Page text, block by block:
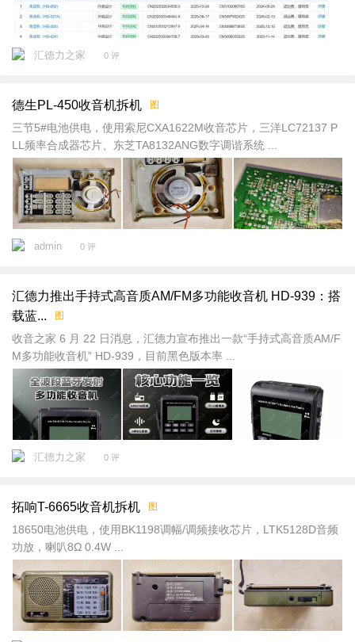
汇德力之家 0 评
德生PL-450收音机拆机 图
三节5#电池供电，使用索尼CXA1622M收音芯片，三洋LC72137 P
LL频率合成器芯片‌、东芝TA8132ANG数字调谐系统 ...
admin 0 评
汇德力推出手持式高音质AM/FM多功能收音机 HD-939：搭
载蓝...
图
收音之家 6 月 22 日消息，汇德力宣布推出一款“手持式高音质AM/F
M多功能收音机” HD-939，目前黑色版本率 ...
汇德力之家 0 评
拓响T-6665收音机拆机 图
18650电池供电，使用BK1198调幅/调频接收芯片，LTK5128D音频
功放，喇叭8Ω 0.4W ...